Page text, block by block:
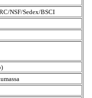
NSF/Sedex/BSCI